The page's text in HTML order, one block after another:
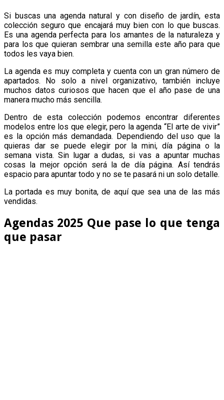
Si buscas una agenda natural y con diseño de jardín, esta
colección seguro que encajará muy bien con lo que buscas.
Es una agenda perfecta para los amantes de la naturaleza y
para los que quieran sembrar una semilla este año para que
todos les vaya bien.
La agenda es muy completa y cuenta con un gran número de
apartados. No solo a nivel organizativo, también incluye
muchos datos curiosos que hacen que el año pase de una
manera mucho más sencilla.
Dentro de esta colección podemos encontrar diferentes
modelos entre los que elegir, pero la agenda “El arte de vivir”
es la opción más demandada. Dependiendo del uso que la
quieras dar se puede elegir por la mini, día página o la
semana vista. Sin lugar a dudas, si vas a apuntar muchas
cosas la mejor opción será la de día página. Así tendrás
espacio para apuntar todo y no se te pasará ni un solo detalle.
La portada es muy bonita, de aquí que sea una de las más
vendidas.
Agendas 2025 Que pase lo que tenga
que pasar